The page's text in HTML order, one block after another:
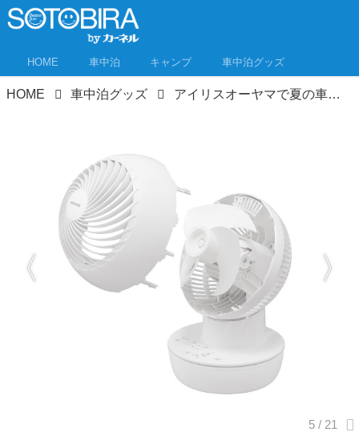
HOME 車中泊 キャンプ 車中泊グッズ
HOME 車中泊グッズ アイリスオーヤマで夏の車中泊お役立ちグッズ探し！ 電化製品からキャンプギア、寝具まで何でもあるぞ!?